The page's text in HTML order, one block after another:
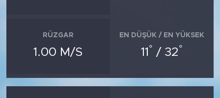
RÜZGAR
1.00 M/S
EN DÜŞÜK / EN YÜKSEK
11 ° / 32°
TARİH
SAĞLIK